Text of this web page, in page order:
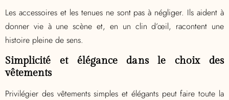
Les accessoires et les tenues ne sont pas à négliger. Ils aident à
donner vie à une scène et, en un clin d’œil, racontent une
histoire pleine de sens.
Simplicité et élégance dans le choix des
vêtements
Privilégier des vêtements simples et élégants peut faire toute la